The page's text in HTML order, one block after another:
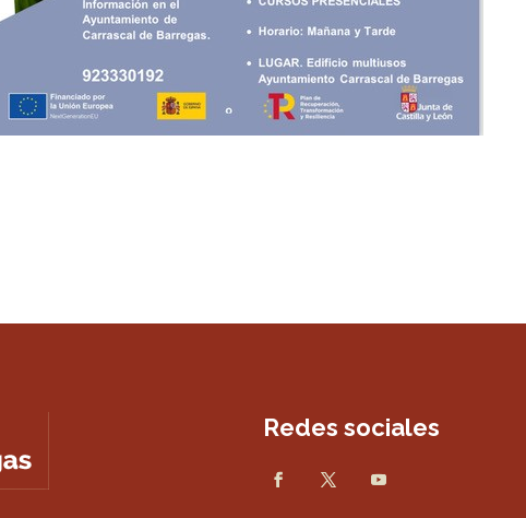
Redes sociales